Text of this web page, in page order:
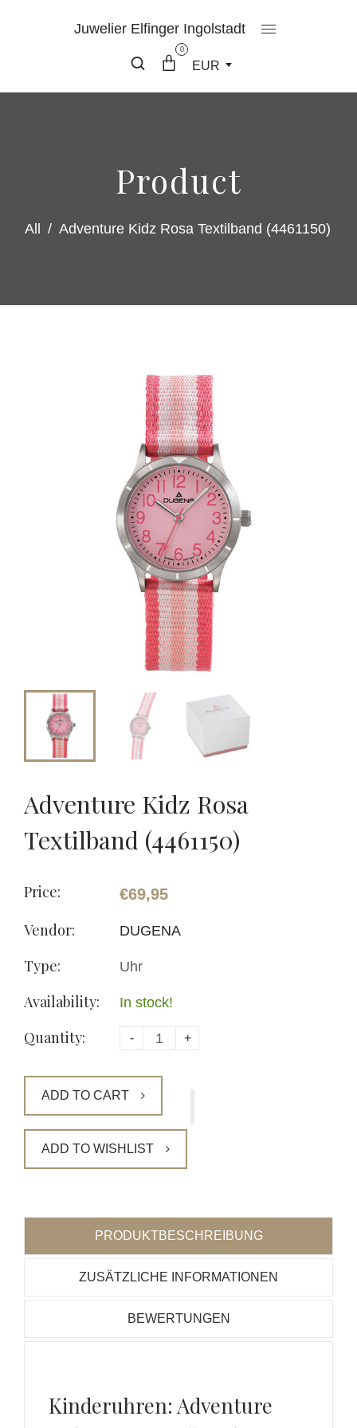
Juwelier Elfinger Ingolstadt
0
EUR
Product
All / Adventure Kidz Rosa Textilband (4461150)
Adventure Kidz Rosa
Textilband (4461150)
Price: €69,95
Vendor: DUGENA
Type: Uhr
Availability: In stock!
Quantity: - +
ADD TO CART
ADD TO WISHLIST
PRODUKTBESCHREIBUNG
ZUSÄTZLICHE INFORMATIONEN
BEWERTUNGEN
Kinderuhren: Adventure